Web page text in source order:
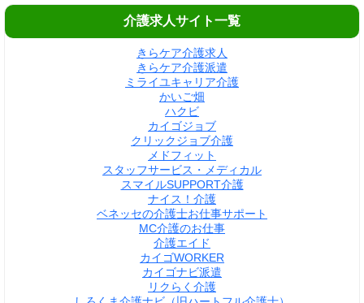
介護求人サイト一覧
きらケア介護求人
きらケア介護派遣
ミライユキャリア介護
かいご畑
ハクビ
カイゴジョブ
クリックジョブ介護
メドフィット
スタッフサービス・メディカル
スマイルSUPPORT介護
ナイス！介護
ベネッセの介護士お仕事サポート
MC介護のお仕事
介護エイド
カイゴWORKER
カイゴナビ派遣
リクらく介護